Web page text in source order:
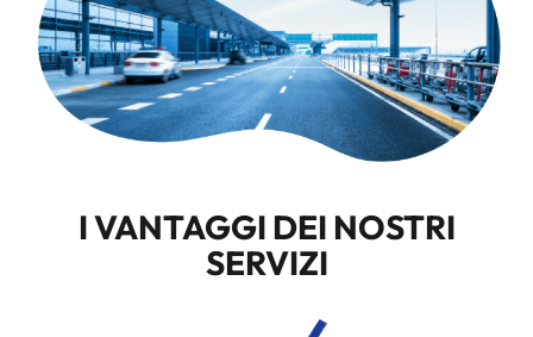
I VANTAGGI DEI NOSTRI
SERVIZI